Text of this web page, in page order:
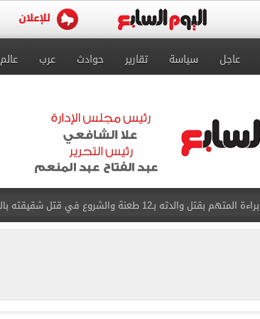
عاجل سياسة تقارير حوادث عرب عالم
براءة المتهم بقتل والدته بـ12 طعنة والشروع في قتل شقيقته بالشرقية
بيتسو موسيماني مديرا فنيا لمنتخب جنوب أفريقيا